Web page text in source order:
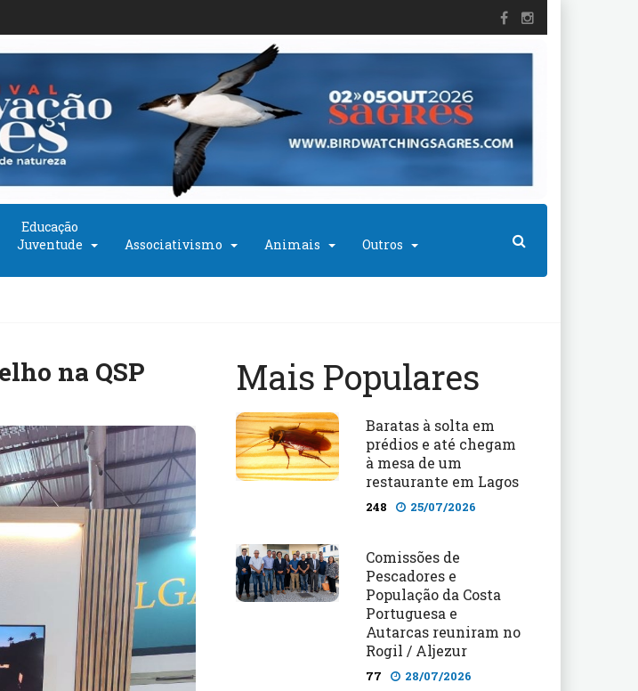
Educação
Juventude
Associativismo Animais Outros
na QSP
Mais Populares
Baratas à solta em
prédios e até chegam
à mesa de um
restaurante em Lagos
248 25/07/2026
Comissões de
Pescadores e
População da Costa
Portuguesa e
Autarcas reuniram no
Rogil / Aljezur
77 28/07/2026